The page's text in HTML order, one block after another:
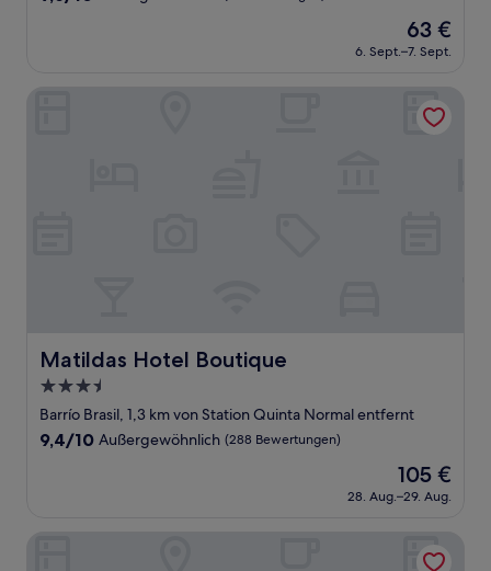
Bewertungen)
Der
Preis
beträgt
63 €
6. Sept.–7. Sept.
Matildas Hotel Boutique
Matildas Hotel Boutique
3.5-
Sterne-
Unterkunft
Barrío Brasil, 1,3 km von Station Quinta Normal entfernt
9.4
Bewertungen)
9,4/10 Außergewöhnlich (288 Bewertungen)
Der
Preis
beträgt
105 €
28. Aug.–29. Aug.